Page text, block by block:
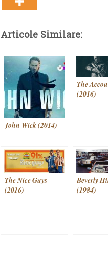
Articole Similare:
John Wick (2014)
The
(2016)
The Nice Guys
(2016)
Beverly
(1984)